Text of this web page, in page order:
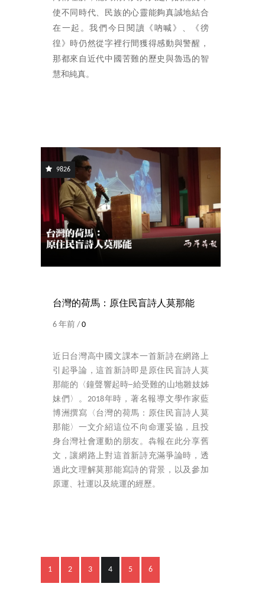
使不同時代、民族的心靈能夠真誠地結合
在一起。我們今日閱讀《吶喊》、《徬
徨》時仍然從字裡行間獲得感動與警醒，
那都來自近代中國苦難的歷史與魯迅的智
慧和純真。
9826
台灣的荷馬：原住民盲詩人莫那能
6 年前 / 0
近日台灣高中國文課本一首新詩在網路上
引起爭論，這首新詩即是原住民盲詩人莫
那能的〈鐘聲響起時─給受難的山地雛妓姊
妹們〉。2018年時，著名報導文學作家藍
博洲撰寫〈台灣的荷馬：原住民盲詩人莫
那能〉一文介紹這位不向命運妥協，且投
身台灣社會運動的朋友。犇報在此分享舊
文，讓網路上對這首新詩充滿爭論時，透
過此文理解莫那能寫詩的背景，以及參加
原運、社運以及統運的經歷。
1 2 3 4 5 6